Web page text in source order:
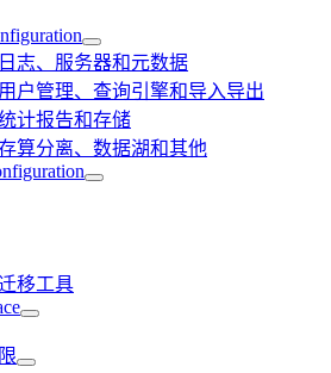
日志、服务器和元数据
用户管理、查询引擎和导入导出
计报告和存储
算分离、数据湖和其他
移工具